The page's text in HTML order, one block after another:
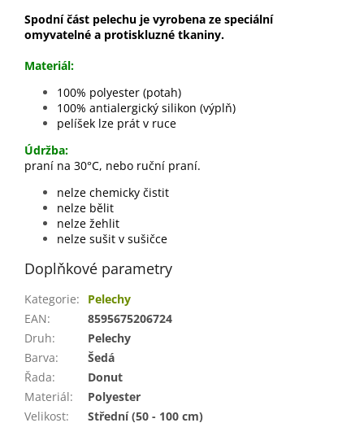
Spodní část pelechu je vyrobena ze speciální
omyvatelné a protiskluzné tkaniny.
Materiál:
100% polyester (potah)
100% antialergický silikon (výplň)
pelíšek lze prát v ruce
Údržba:
praní na 30°C, nebo ruční praní.
nelze chemicky čistit
nelze bělit
nelze žehlit
nelze sušit v sušičce
Doplňkové parametry
Kategorie:
Pelechy
EAN:
8595675206724
Druh:
Pelechy
Barva:
Šedá
Řada:
Donut
Materiál:
Polyester
Velikost: Střední (50 - 100 cm)